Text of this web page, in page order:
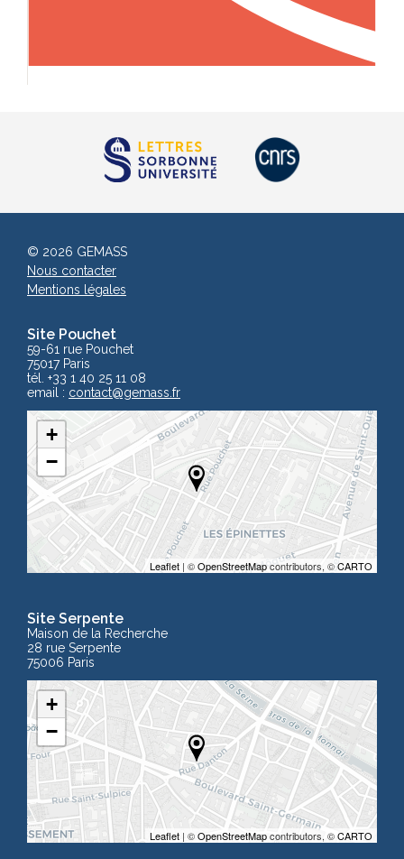
Site Pouchet
59-61 rue Pouchet
75017 Paris
tél. +33 1 40 25 11 08
email : contact@gemass.fr
+
−
Leaflet | ©OpenStreetMapcontributors, ©CARTO
Site Serpente
Maison de la Recherche
28 rue Serpente
75006 Paris
+
−
Leaflet | ©OpenStreetMapcontributors, ©CARTO
© 2026 GEMASS
Nous contacter
Mentions légales